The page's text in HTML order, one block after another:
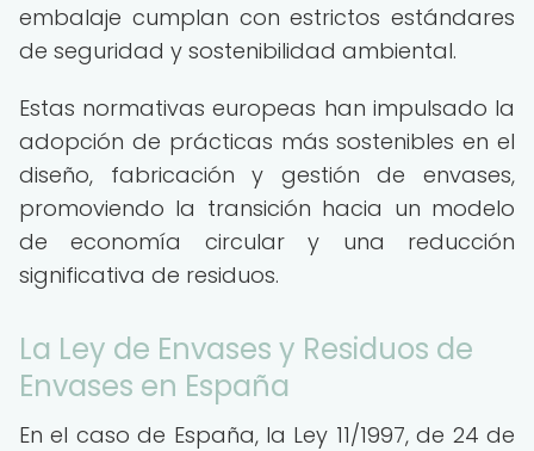
embalaje cumplan con estrictos estándares
de seguridad y sostenibilidad ambiental.
Estas normativas europeas han impulsado la
adopción de prácticas más sostenibles en el
diseño, fabricación y gestión de envases,
promoviendo la transición hacia un modelo
de economía circular y una reducción
significativa de residuos.
La Ley de Envases y Residuos de
Envases en España
En el caso de España, la Ley 11/1997, de 24 de